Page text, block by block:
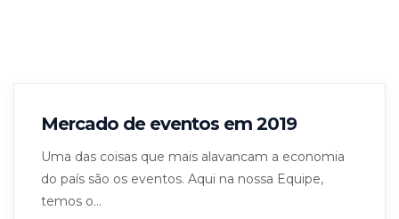
Mercado de eventos em 2019
Uma das coisas que mais alavancam a economia
do país são os eventos. Aqui na nossa Equipe,
temos o...